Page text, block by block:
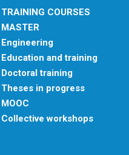
TRAINING COURSES
MASTER
Engineering
Education and training
Doctoral training
Theses in progress
MOOC
Collective workshops